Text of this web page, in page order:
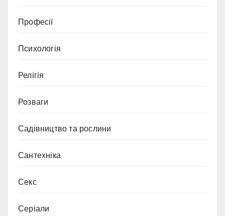
Професії
Психологія
Релігія
Розваги
Садівництво та рослини
Сантехніка
Секс
Серіали